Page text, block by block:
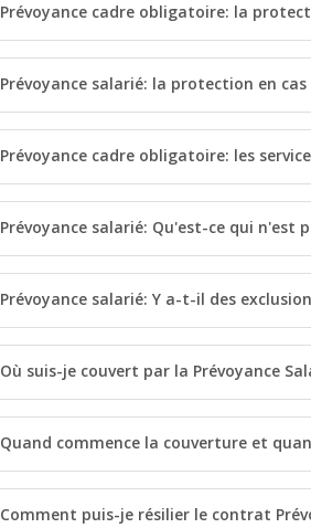
Prévoyance cadre obligatoire: la
Prévoyance salarié: la protection en cas
Prévoyance cadre obligatoire: les
Prévoyance salarié: Qu'est-ce qui n'est
Prévoyance salarié: Y a-t-il des
Où suis-je couvert par la Prévoyance
Quand commence la couverture et
Comment puis-je résilier le contrat